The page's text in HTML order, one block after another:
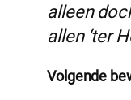
alleen
allen ‘ter
Volgende